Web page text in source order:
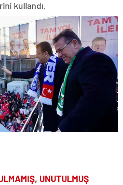
kullandı.
UNUTULMUŞ